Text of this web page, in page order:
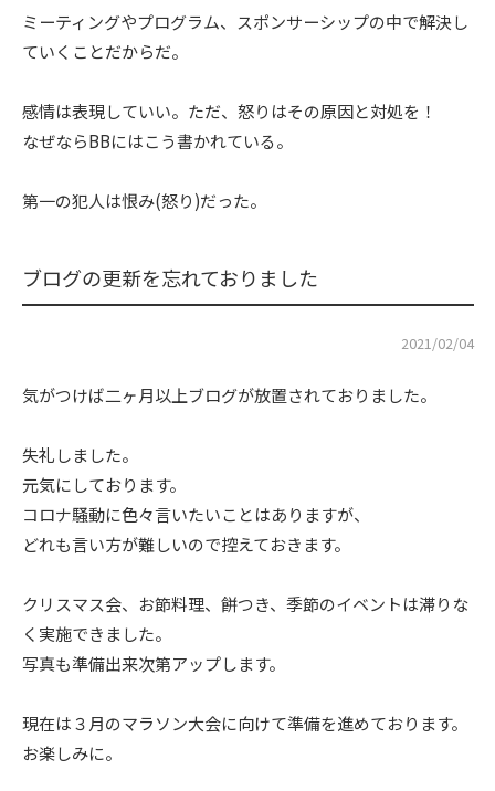
ミーティングやプログラム、スポンサーシップの中で解決し
ていくことだからだ。
感情は表現していい。ただ、怒りはその原因と対処を！
なぜならBBにはこう書かれている。
第一の犯人は恨み(怒り)だった。
ブログの更新を忘れておりました
2021/02/04
気がつけば二ヶ月以上ブログが放置されておりました。
失礼しました。
元気にしております。
コロナ騒動に色々言いたいことはありますが、
どれも言い方が難しいので控えておきます。
クリスマス会、お節料理、餅つき、季節のイベントは滞りな
く実施できました。
写真も準備出来次第アップします。
現在は３月のマラソン大会に向けて準備を進めております。
お楽しみに。